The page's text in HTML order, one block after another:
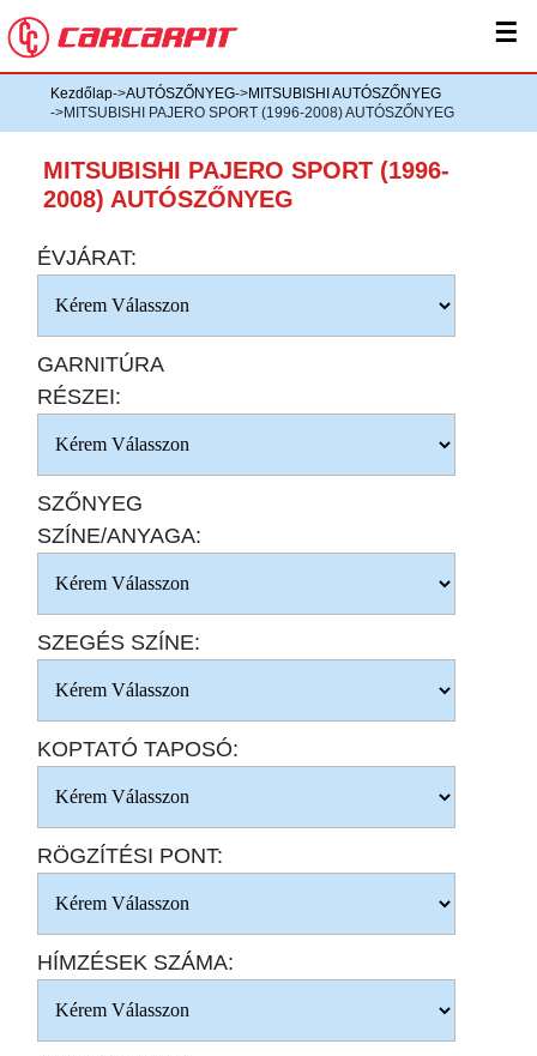
☰
Kezdőlap->AUTÓSZŐNYEG->MITSUBISHI AUTÓSZŐNYEG
->MITSUBISHI PAJERO SPORT (1996-2008) AUTÓSZŐNYEG
MITSUBISHI PAJERO SPORT (1996-
2008) AUTÓSZŐNYEG
ÉVJÁRAT:
GARNITÚRA
RÉSZEI:
SZŐNYEG
SZÍNE/ANYAGA:
SZEGÉS SZÍNE:
KOPTATÓ TAPOSÓ:
RÖGZÍTÉSI PONT:
HÍMZÉSEK SZÁMA: